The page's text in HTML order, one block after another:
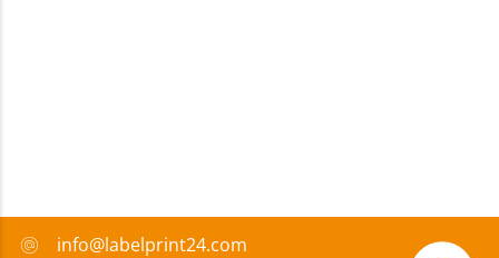
info@labelprint24.com